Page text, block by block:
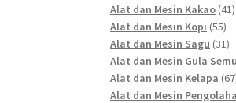
Alat dan Mesin Kakao 4141
Alat dan Mesin Kopi 5555
Alat dan Mesin Sagu 3131
Alat dan Mesin Gula
Alat dan Mesin Kelapa 67
Alat dan Mesin